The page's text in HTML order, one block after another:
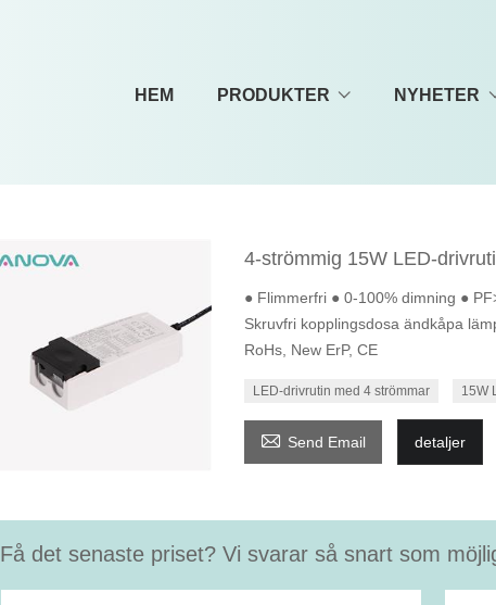
HEM PRODUKTER NYHETER
4-strömmig 15W LED-
● Flimmerfri ● 0-100% dimning ●
Skruvfri kopplingsdosa ändkåpa
RoHs, New ErP, CE
LED-drivrutin med 4 strömmar 15W
 Send Email detaljer
Få det senaste priset? Vi svarar så snart som